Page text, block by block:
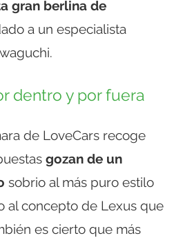
gran berlina de
a un especialista
dentro y por fuera
de LoveCars recoge
gozan de un
sobrio al más puro estilo
al concepto de Lexus que
es cierto que más